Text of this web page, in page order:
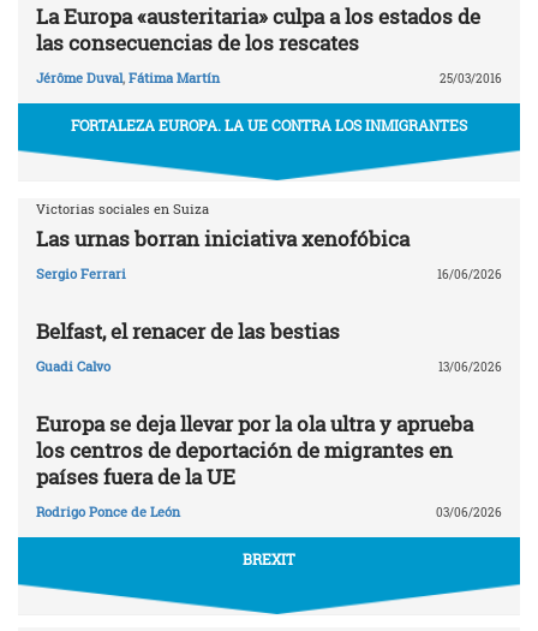
La Europa «austeritaria» culpa a los estados de
las consecuencias de los rescates
Jérôme Duval, Fátima Martín 25/03/2016
FORTALEZA EUROPA. LA UE CONTRA LOS INMIGRANTES
Victorias sociales en Suiza
Las urnas borran iniciativa xenofóbica
Sergio Ferrari 16/06/2026
Belfast, el renacer de las bestias
Guadi Calvo 13/06/2026
Europa se deja llevar por la ola ultra y aprueba
los centros de deportación de migrantes en
países fuera de la UE
Rodrigo Ponce de León 03/06/2026
BREXIT